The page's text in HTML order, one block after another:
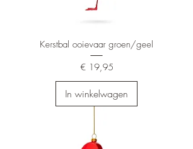
Kerstbal ooievaar groen/geel
Prijs
€ 19,95
In winkelwagen